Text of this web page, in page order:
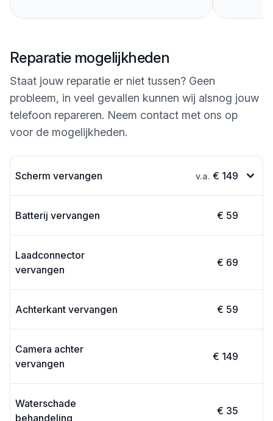
sturen via onze website. Wij staan klaar om je te
Reparatie mogelijkheden
Staat jouw reparatie er niet tussen? Geen
probleem, in veel gevallen kunnen wij alsnog jouw
telefoon repareren. Neem contact met ons op
voor de mogelijkheden.
Scherm vervangen v.a. € 149
Batterij vervangen € 59
Laadconnector
vervangen
€ 69
Achterkant vervangen € 59
Camera achter
vervangen
€ 149
Waterschade
behandeling
€ 35